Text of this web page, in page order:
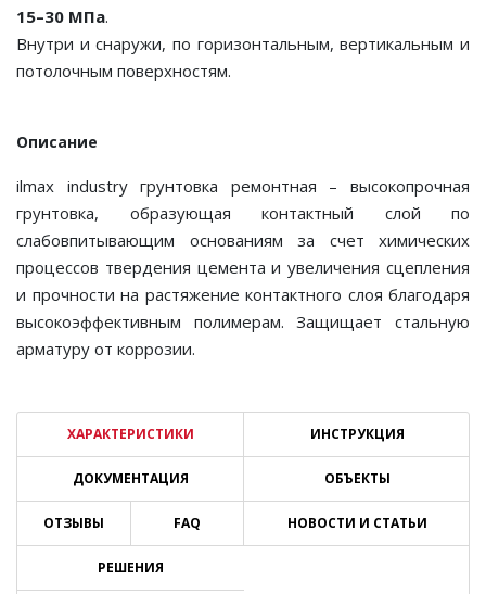
15–30 МПа.
Внутри и снаружи, по горизонтальным, вертикальным и
потолочным поверхностям.
Описание
ilmax industry грунтовка ремонтная – высокопрочная
грунтовка, образующая контактный слой по
слабовпитывающим основаниям за счет химических
процессов твердения цемента и увеличения сцепления
и прочности на растяжение контактного слоя благодаря
высокоэффективным полимерам. Защищает стальную
арматуру от коррозии.
ХАРАКТЕРИСТИКИ ИНСТРУКЦИЯ
ДОКУМЕНТАЦИЯ ОБЪЕКТЫ
ОТЗЫВЫ FAQ НОВОСТИ И СТАТЬИ
РЕШЕНИЯ